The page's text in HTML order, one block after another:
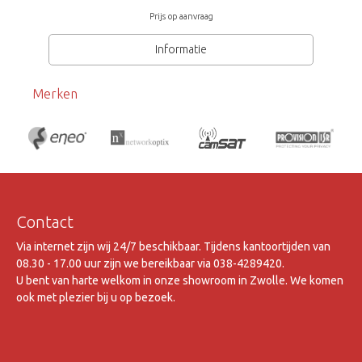
Prijs op aanvraag
Informatie
Merken
Contact
Via internet zijn wij 24/7 beschikbaar. Tijdens kantoortijden van
08.30 - 17.00 uur zijn we bereikbaar via 038-4289420.
U bent van harte welkom in onze showroom in Zwolle. We komen
ook met plezier bij u op bezoek.